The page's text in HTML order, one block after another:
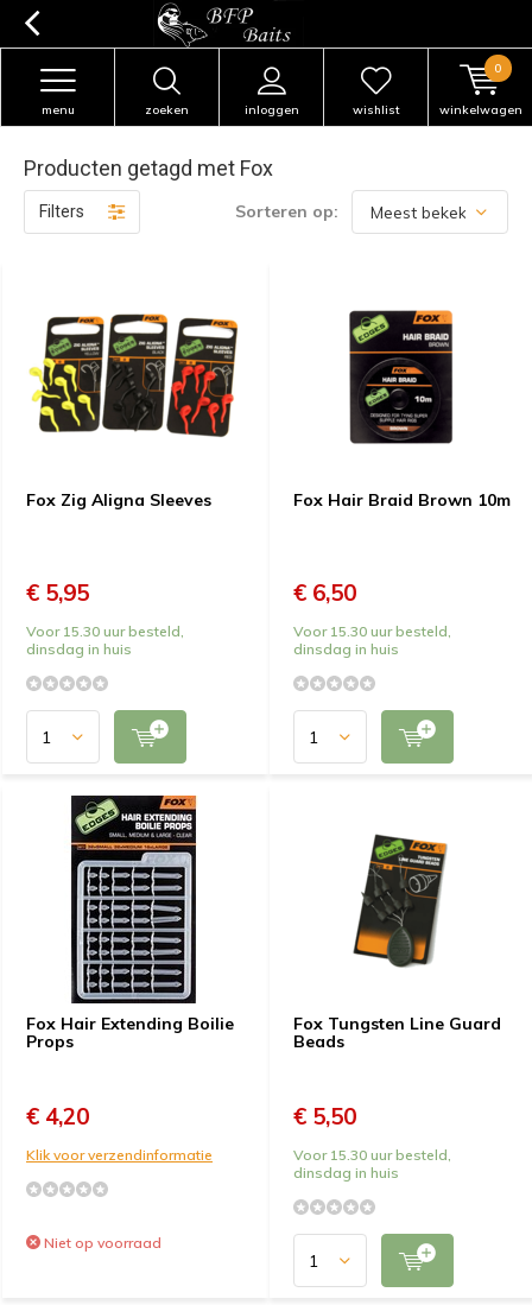
zoeken inloggen
menu wishlist winkelwagen
0
Producten getagd met Fox
Filters Sorteren op:
Fox Zig Aligna Sleeves
€ 5,95
Voor 15.30 uur besteld,
dinsdag in huis
Fox Hair Braid Brown 10m
€ 6,50
Voor 15.30 uur besteld,
dinsdag in huis
Fox Hair Extending Boilie
Props
€ 4,20
Klik voor verzendinformatie
Niet op voorraad
Fox Tungsten Line Guard
Beads
€ 5,50
Voor 15.30 uur besteld,
dinsdag in huis